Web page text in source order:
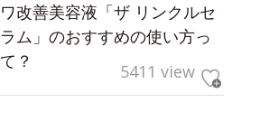
ワ改善美容液「ザ リンクルセ
ラム」のおすすめの使い方っ
て？
5411 view